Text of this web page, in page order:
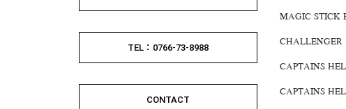
TEL：0766-73-8988
CONTACT
MAGIC STICK
CHALLENGER
CAPTAINS
CAPTAINS